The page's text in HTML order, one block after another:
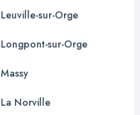
Leuville-sur-Orge
Longpont-sur-Orge
Massy
La Norville